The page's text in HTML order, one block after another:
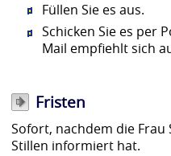
Füllen Sie es aus.
Schicken Sie es per
Mail empfiehlt sich
Fristen
Sofort, nachdem die Frau
Stillen informiert hat.